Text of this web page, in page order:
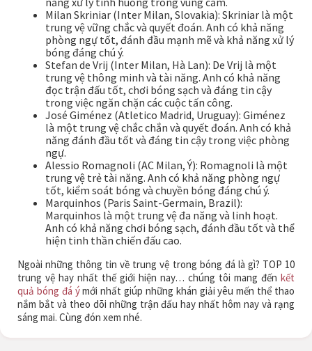
Milan Skriniar (Inter Milan, Slovakia): Skriniar là một
trung vệ vững chắc và quyết đoán. Anh có khả năng
phòng ngự tốt, đánh đầu mạnh mẽ và khả năng xử lý
bóng đáng chú ý.
Stefan de Vrij (Inter Milan, Hà Lan): De Vrij là một
trung vệ thông minh và tài năng. Anh có khả năng
đọc trận đấu tốt, chơi bóng sạch và đáng tin cậy
trong việc ngăn chặn các cuộc tấn công.
José Giménez (Atletico Madrid, Uruguay): Giménez
là một trung vệ chắc chắn và quyết đoán. Anh có khả
năng đánh đầu tốt và đáng tin cậy trong việc phòng
ngự.
Alessio Romagnoli (AC Milan, Ý): Romagnoli là một
trung vệ trẻ tài năng. Anh có khả năng phòng ngự
tốt, kiểm soát bóng và chuyền bóng đáng chú ý.
Marquinhos (Paris Saint-Germain, Brazil):
Marquinhos là một trung vệ đa năng và linh hoạt.
Anh có khả năng chơi bóng sạch, đánh đầu tốt và thể
hiện tinh thần chiến đấu cao.
Ngoài những thông tin về trung vệ trong bóng đá là gì? TOP 10
trung vệ hay nhất thế giới hiện nay… chúng tôi mang đến kết
quả bóng đá ýmới nhất giúp những khán giải yêu mến thể thao
nắm bắt và theo dõi những trận đấu hay nhất hôm nay và rạng
sáng mai. Cùng đón xem nhé.